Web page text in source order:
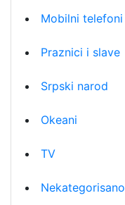
Mobilni telefoni
Praznici i slave
Srpski narod
Okeani
TV
Nekategorisano